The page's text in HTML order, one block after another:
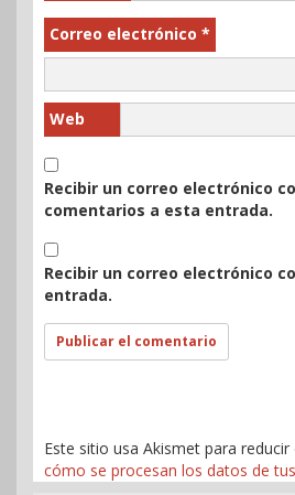
Correo electrónico *
Web
Recibir un correo electrónico
comentarios a esta entrada.
Recibir un correo electrónico
entrada.
Este sitio usa Akismet para reducir
cómo se procesan los datos de